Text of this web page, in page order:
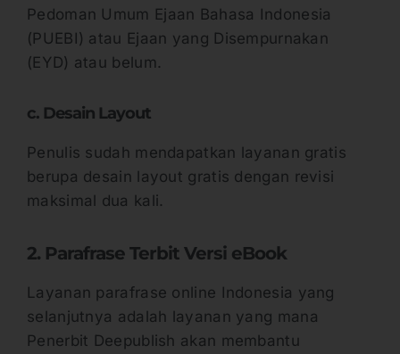
Pedoman Umum Ejaan Bahasa Indonesia
(PUEBI) atau Ejaan yang Disempurnakan
(EYD) atau belum.
c. Desain Layout
Penulis sudah mendapatkan layanan gratis
berupa desain layout gratis dengan revisi
maksimal dua kali.
2. Parafrase Terbit Versi eBook
Layanan parafrase online Indonesia yang
selanjutnya adalah layanan yang mana
Penerbit Deepublish akan membantu